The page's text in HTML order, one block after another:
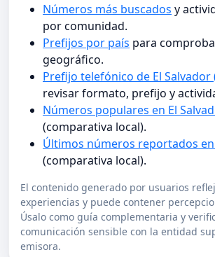
Números más buscados y
por comunidad.
Prefijos por país para
geográfico.
Prefijo telefónico de El Salvador
revisar formato, prefijo y
Números populares en El
(comparativa local).
Últimos números reportados en
(comparativa local).
El contenido generado por usuarios
experiencias y puede contener
Úsalo como guía complementaria y
comunicación sensible con la entidad
emisora.